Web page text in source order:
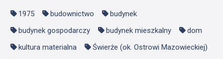
1975 budownictwo
budynek
budynek gospodarczy
budynek mieszkalny
dom
kultura materialna
Świerże (ok. Ostrowi Mazowieckiej)